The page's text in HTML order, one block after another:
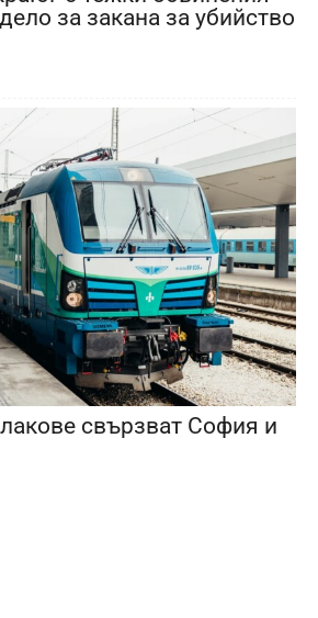
за закана за убийство
свързват София и